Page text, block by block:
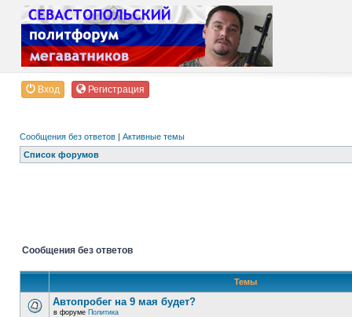
Вход Регистрация
Сообщения без ответов | Активные темы
Список форумов
Сообщения без ответов
Темы
Автопробег на 9 мая будет?
в форуме Политика